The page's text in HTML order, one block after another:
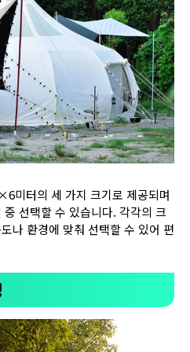
터의 세 가지 크기로 제공되며
선택할 수 있습니다. 각각의 크
나 환경에 맞춰 선택할 수 있어 편